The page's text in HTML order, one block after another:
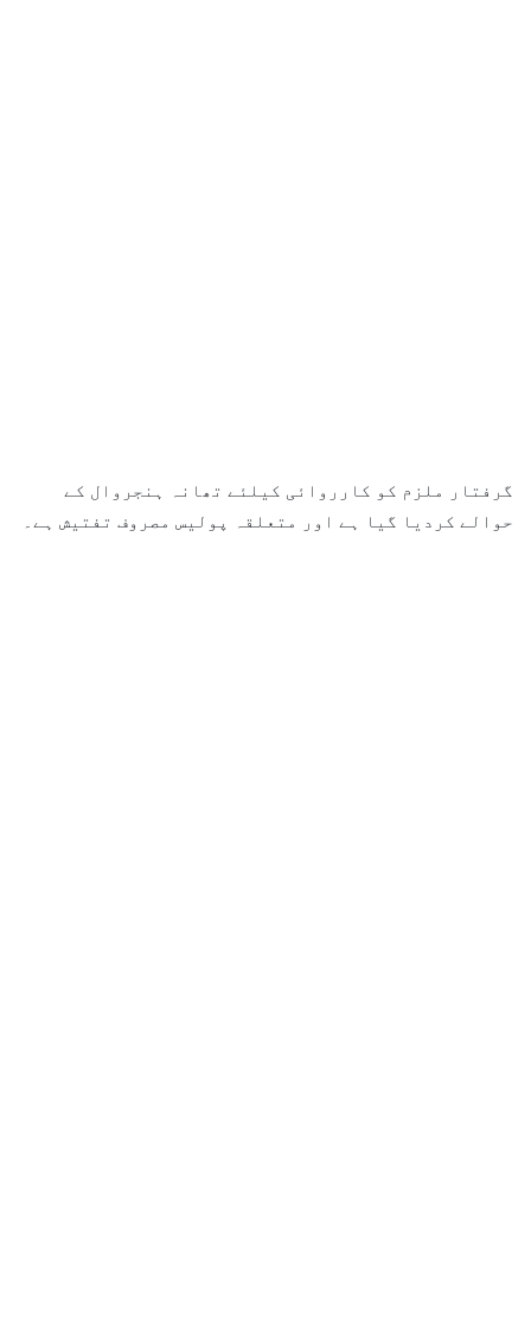
گرفتار ملزم کو کارروائی کیلئے تھانہ ہنجروال کے
حوالے کردیا گیا ہے اور متعلقہ پولیس مصروف تفتیش ہے۔